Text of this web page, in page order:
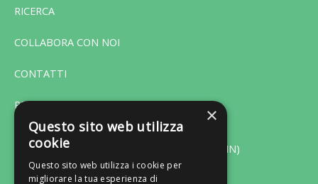
RICERCA
COLLABORA CON NOI
CONTATTI
PRIVACY
Via F. Bonfiglio 33 - 46042 Castel Goffredo (MN)
Tel. 0376-775130 - Fax 0376-770151
×
Questo sito web utilizza
cookie
Questo sito web utilizza i cookie per
migliorare la tua esperienza di